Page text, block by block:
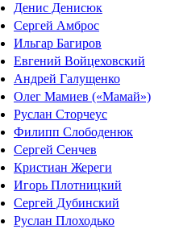
Денис Денисюк
Сергей Амброс
Ильгар Багиров
Евгений Войцеховский
Андрей Галущенко
Олег Мамиев («Мамай»)
Руслан Сторчеус
Филипп Слободенюк
Сергей Сенчев
Кристиан Жереги
Игорь Плотницкий
Сергей Дубинский
Руслан Плоходько